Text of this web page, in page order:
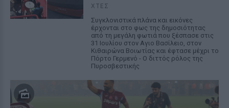
ΧΤΕΣ
Συγκλονιστικά πλάνα και εικόνες
έρχονται στο φως της δημοσιότητας
από τη μεγάλη φωτιά που ξέσπασε στις
31 Ιουλίου στον Αγιο Βασίλειο, στον
Κιθαιρώνα Βοιωτίας και έφτασε μέχρι το
Πόρτο Γερμενό - Ο διττός ρόλος της
Πυροσβεστικής